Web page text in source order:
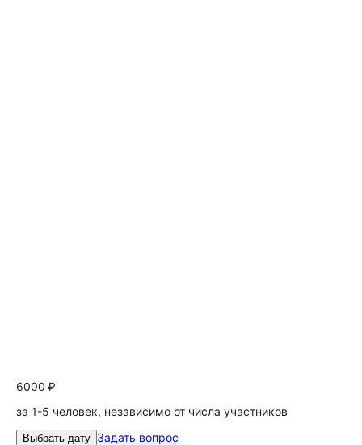
6000 ₽
за 1-5 человек, независимо от числа участников
Выбрать дату Задать вопрос